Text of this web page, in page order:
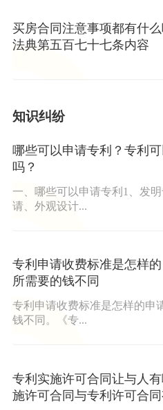
买房合同注意事项都有什
法典第五百七十七条内容
知识纠纷
哪些可以申请专利？专利
吗？
一、哪些可以申请专利1、发
请、外观设计...
专利申请收费标准是怎样
所需要的钱不同
专利申请收费标准是怎样的申
钱不同。《专...
专利实施许可合同让与人
施许可合同与专利许可合